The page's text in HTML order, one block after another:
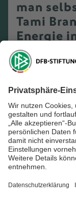
man
Tami
Energie
Akademie
Mehr